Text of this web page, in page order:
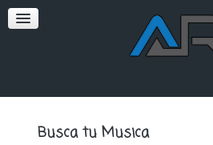
SOFT
Busca tu Musica